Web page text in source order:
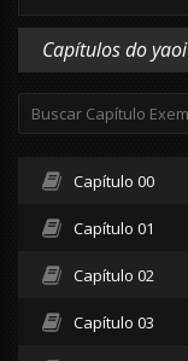
Capítulos do yaoi
Capítulo 00
Capítulo 01
Capítulo 02
Capítulo 03